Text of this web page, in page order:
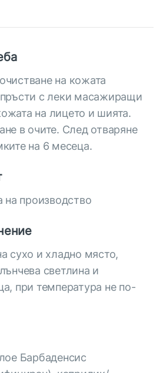
на кожата
с леки масажиращи
на лицето и шията.
в очите. След отваряне
на 6 месеца.
на производство
сухо и хладно място,
светлина и
при температура не по-
Барбаденсис